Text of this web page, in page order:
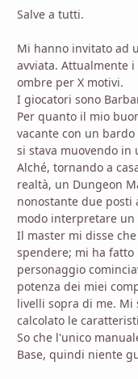
Salve a tutti.
Mi hanno invitato ad
avviata. Attualmente
ombre per X motivi.
I giocatori sono
Per quanto il mio
vacante con un
si stava muovendo in
Alché, tornando a
realtà, un Dungeon
nonostante due posti
modo interpretare un
Il master mi disse
spendere; mi ha
personaggio
potenza dei miei
livelli sopra di me. Mi
calcolato le
So che l'unico
Base, quindi niente